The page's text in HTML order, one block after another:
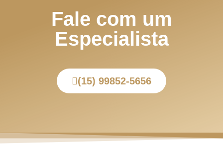
Fale com um
Especialista
(15) 99852-5656